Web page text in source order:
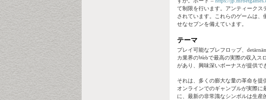
て制限を行います。アンティークス
されています。これらのゲームは
せなセブンを備えています。
テーマ
プレイ可能なプレフロップ、
カ業界のWebで最高の実際の収入ス
があり、興味深いボーナスが提供で
それは、多くの膨大な量の革命を提
オンラインでのギャンブルが実際
に、最新の非常識なシンボルは生